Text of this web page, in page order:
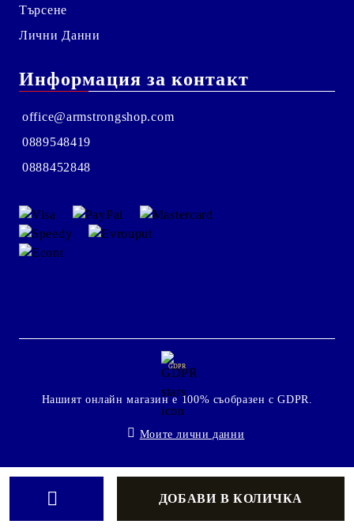
Търсене
Лични Данни
Информация за контакт
office@armstrongshop.com
0889548419
0888452848
GDPR
Нашият онлайн магазин е 100% съобразен с GDPR.
Моите лични данни